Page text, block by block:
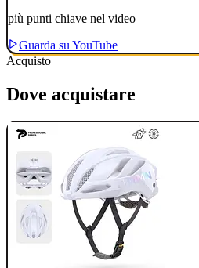
più punti chiave nel video
Guarda su YouTube
Acquisto
Dove acquistare